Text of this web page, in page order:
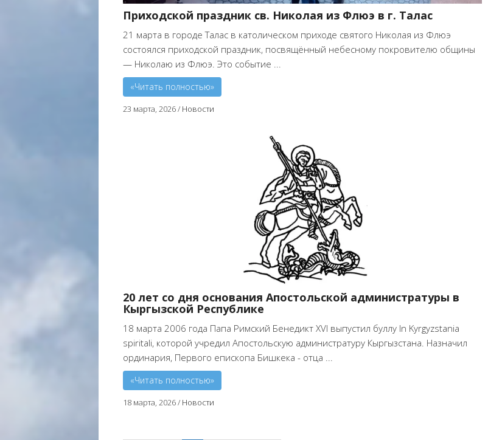
Приходской праздник св. Николая из Флюэ в г. Талас
21 марта в городе Талас в католическом приходе святого Николая из Флюэ
состоялся приходской праздник, посвящённый небесному покровителю общины
— Николаю из Флюэ. Это событие ...
«Читать полностью»
23 марта, 2026/ Новости
20 лет со дня основания Апостольской администратуры в
Кыргызской Республике
18 марта 2006 года Папа Римский Бенедикт XVI выпустил буллу In Kyrgyzstania
spiritali, которой учредил Апостольскую администратуру Кыргызстана. Назначил
ординария, Первого епископа Бишкека - отца ...
«Читать полностью»
18 марта, 2026/ Новости